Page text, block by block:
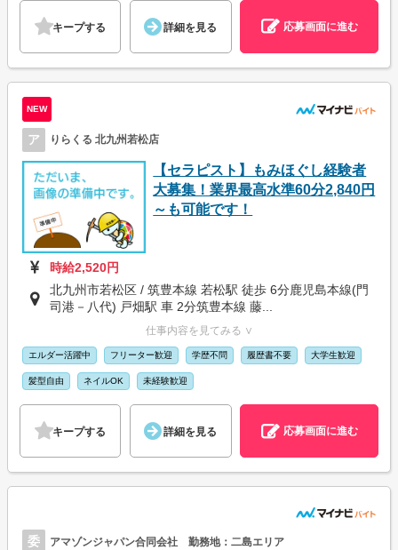
キープする 詳細を見る 応募画面に進む
NEW
ア りらくる 北九州若松店
【セラピスト】もみほぐし経験者
大募集！業界最高水準60分2,840円
～も可能です！
時給2,520円
北九州市若松区 / 筑豊本線 若松駅 徒歩 6分鹿児島本線(門
司港－八代) 戸畑駅 車 2分筑豊本線 藤...
仕事内容を見てみる ∨
エルダー活躍中 フリーター歓迎 学歴不問 履歴書不要 大学生歓迎
髪型自由 ネイルOK 未経験歓迎
キープする 詳細を見る 応募画面に進む
委 アマゾンジャパン合同会社 勤務地：二島エリア